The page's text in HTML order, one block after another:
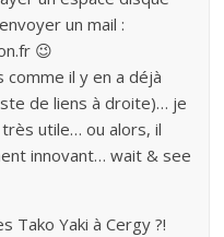
un mail :
😉
comme il y en a déjà
de liens à droite)… je
utile… ou alors, il
innovant… wait & see
Tako Yaki à Cergy ?!